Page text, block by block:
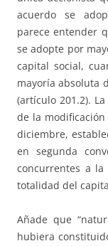
acuerdo se
parece entender
se adopte por
capital social,
mayoría absoluta
(artículo 201.2).
de la
diciembre,
en segunda
concurrentes a
totalidad del
Añade que
hubiera